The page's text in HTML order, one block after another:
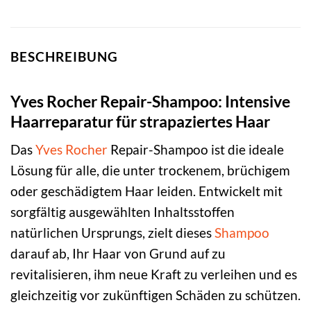
BESCHREIBUNG
Yves Rocher Repair-Shampoo: Intensive
Haarreparatur für strapaziertes Haar
DasYves Rocher Repair-Shampoo ist die ideale
Lösung für alle, die unter trockenem, brüchigem
oder geschädigtem Haar leiden. Entwickelt mit
sorgfältig ausgewählten Inhaltsstoffen
natürlichen Ursprungs, zielt diesesShampoo
darauf ab, Ihr Haar von Grund auf zu
revitalisieren, ihm neue Kraft zu verleihen und es
gleichzeitig vor zukünftigen Schäden zu schützen.